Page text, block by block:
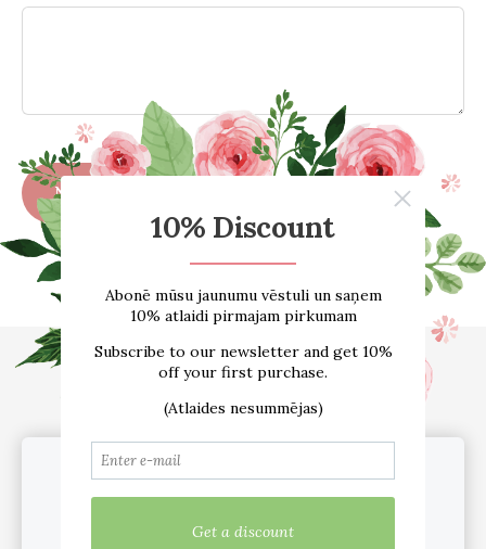
E-VEIKALS
Par mums
Atsauksmes
Blogs
Izmēru tabula
Kontakti
Piegāde
Noteikumi
pakalpojuma uzlabošanai.